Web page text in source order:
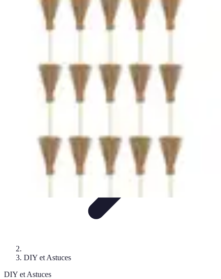
Déguisements Frayeurs
Idées de DéguisementsDIY et Astuces
DIY et
Inspiration Idées de déguisements
DIY et Astuces
DIY et Astuces